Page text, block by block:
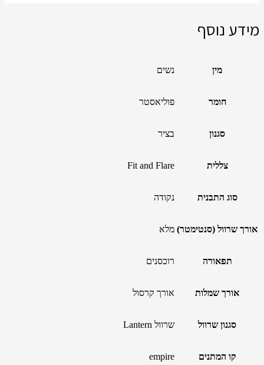
מידע נוסף
מין נשים
חומר פוליאסטר
סגנון בציר
צללית Fit and Flare
סוג התבנית נקודה
אורך שרוול (סנטימטר) מלא
תפאורה רוכסנים
אורך שמלות אורך קרסול
סגנון שרוול שרוול Lantern
קו המתנים empire